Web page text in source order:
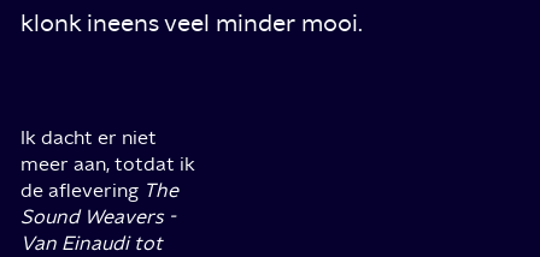
klonk ineens veel minder mooi.
Ik dacht er niet
meer aan, totdat ik
de aflevering The
Sound Weavers -
Van Einaudi tot